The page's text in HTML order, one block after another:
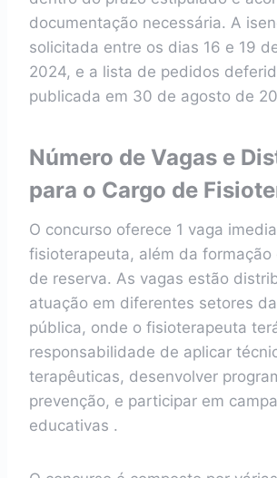
documentação necessária. A
solicitada entre os dias 16 e 19
2024, e a lista de pedidos
publicada em 30 de agosto de
Número de Vagas e
para o Cargo de
O concurso oferece 1 vaga
fisioterapeuta, além da
de reserva. As vagas estão
atuação em diferentes setores
pública, onde o fisioterapeuta
responsabilidade de aplicar
terapêuticas, desenvolver
prevenção, e participar em
educativas .